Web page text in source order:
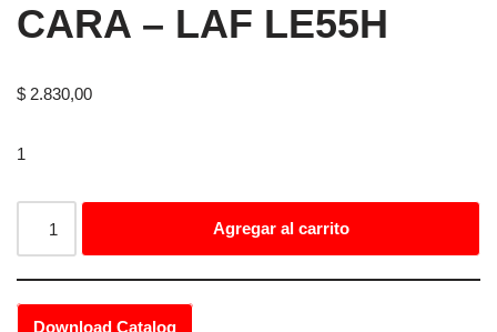
CARA – LAF LE55H
$ 2.830,00
1
Agregar al carrito
Download Catalog